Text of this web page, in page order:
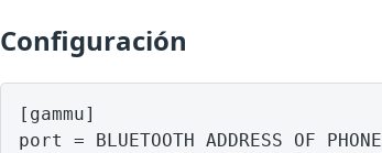
Configuración
[gammu]
port = BLUETOOTH ADDRESS OF PHONE